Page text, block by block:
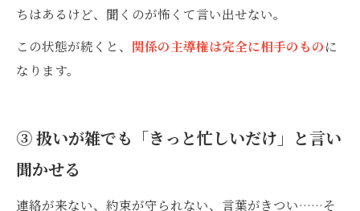
ちはあるけど、聞くのが怖くて言い出せない。
この状態が続くと、 関係の主導権は完全に相手のものに
なります。
③ 扱いが雑でも「きっと忙しいだけ」と言い
聞かせる
連絡が来ない、約束が守られない、言葉がきつい……そ